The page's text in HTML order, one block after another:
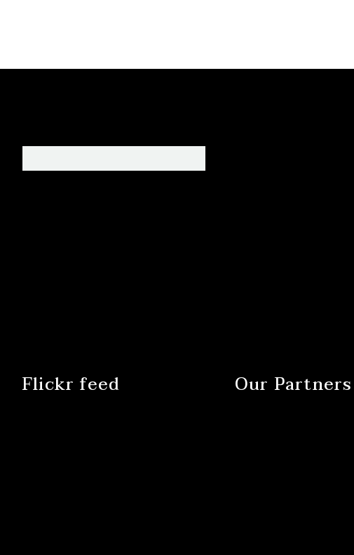
Flickr feed Our Partners